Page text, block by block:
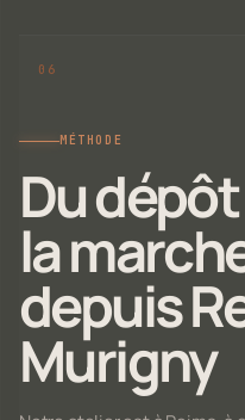
MÉTHODE
Du
la
depuis
Murigny